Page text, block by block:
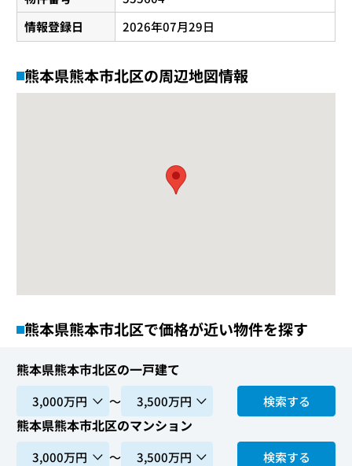
情報登録日
2026年07月29日
熊本県熊本市北区の周辺地図情報
熊本県熊本市北区で価格が近い物件を探す
熊本県熊本市北区の一戸建て
〜 検索する
熊本県熊本市北区のマンション
〜 検索する